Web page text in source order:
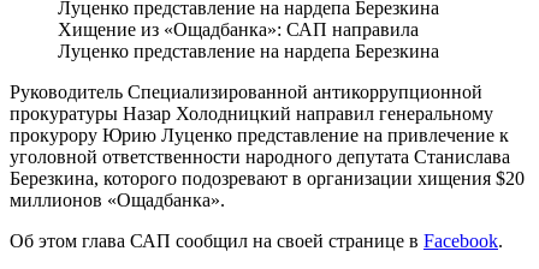
Хищение из «Ощадбанка»: САП направила
Луценко представление на нардепа Березкина
Руководитель Специализированной антикоррупционной
прокуратуры Назар Холодницкий направил генеральному
прокурору Юрию Луценко представление на привлечение к
уголовной ответственности народного депутата Станислава
Березкина, которого подозревают в организации хищения $20
миллионов «Ощадбанка».
Об этом глава САП сообщил на своей странице в Facebook.